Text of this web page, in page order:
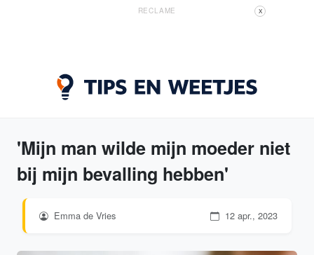
RECLAME X
'Mijn man wilde mijn moeder niet
bij mijn bevalling hebben'
Emma de Vries 12 apr., 2023